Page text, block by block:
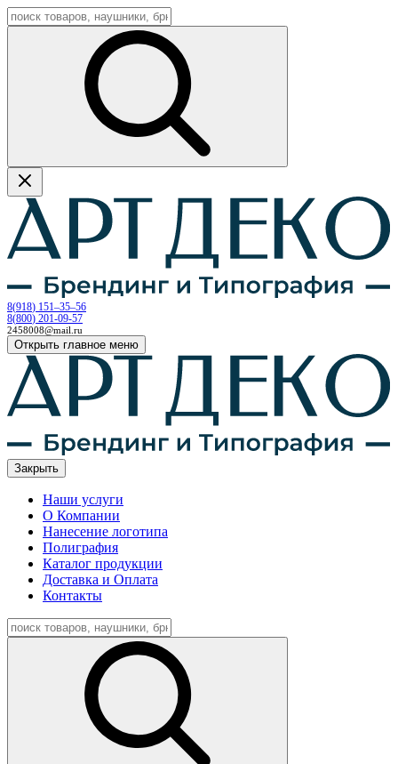
8(918) 151–35–56
8(800) 201-09-57
2458008@mail.ru
Открыть главное меню
Закрыть
Наши услуги
О Компании
Нанесение логотипа
Полиграфия
Каталог продукции
Доставка и Оплата
Контакты